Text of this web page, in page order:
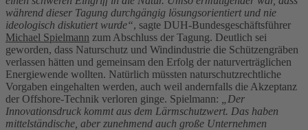
während dieser Tagung durchgängig lösungsorientiert und nie
ideologisch diskutiert wurde“, sagte DUH-Bundesgeschäftsführer
Michael Spielmann zum Abschluss der Tagung. Deutlich sei
geworden, dass Naturschutz und Windindustrie die Schützengräben
verlassen hätten und gemeinsam den Erfolg der naturverträglichen
Energiewende wollten. Natürlich müssten naturschutzrechtliche
Vorgaben eingehalten werden, auch weil andernfalls die Akzeptanz
der Offshore-Technik verloren ginge. Spielmann:
„Der
Innovationsdruck kommt aus dem Lärmschutzwert. Das haben
mittelständische, aber zunehmend auch große Unternehmen